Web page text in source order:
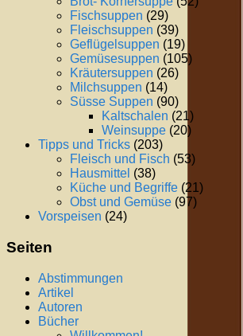
Fischsuppen (29)
Fleischsuppen (39)
Geflügelsuppen (19)
Gemüsesuppen (105)
Kräutersuppen (26)
Milchsuppen (14)
Süsse Suppen (90)
Kaltschalen (21)
Weinsuppe (20)
Tipps und Tricks (203)
Fleisch und Fisch (53)
Hausmittel (38)
Küche und Begriffe (21)
Obst und Gemüse (97)
Vorspeisen (24)
Seiten
Abstimmungen
Artikel
Autoren
Bücher